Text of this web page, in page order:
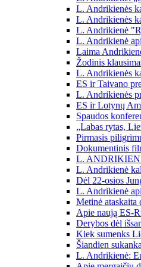
L. Andrikienės
L. Andrikienės
L. Andrikienė
L. Andrikienė
Laima
Žodinis
L. Andrikienės
ES ir Taivano
L. Andrikienės
ES ir Lotynų
Spaudos
„Labas rytas,
Pirmasis
Dokumentinis
L.
L. Andrikienė
Dėl 22-osios
L. Andrikienė
Metinė ataskaita
Apie naują ES-
Derybos dėl
Kiek sumenks
Šiandien
L. Andrikienė: